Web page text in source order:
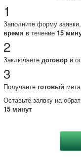
1
Заполните форму
время в течение 15
2
Заключаете договори
3
Получаете готовый
Оставьте заявку на
15 минут